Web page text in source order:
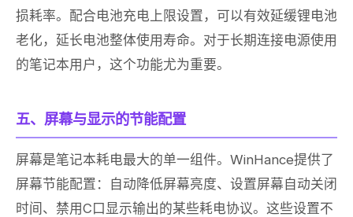
损耗率。配合电池充电上限设置，可以有效延缓锂电池
老化，延长电池整体使用寿命。对于长期连接电源使用
的笔记本用户，这个功能尤为重要。
五、屏幕与显示的节能配置
屏幕是笔记本耗电最大的单一组件。WinHance提供了
屏幕节能配置：自动降低屏幕亮度、设置屏幕自动关闭
时间、禁用C口显示输出的某些耗电协议。这些设置不